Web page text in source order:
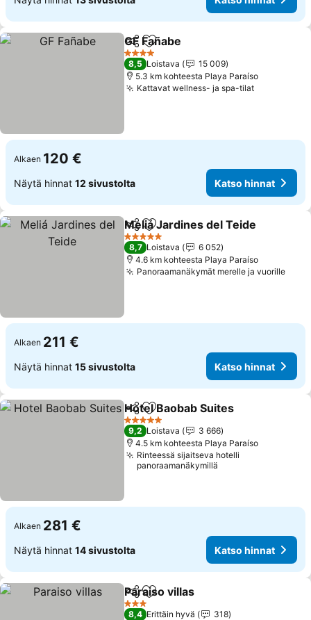
Jaa Lisää suosikkeihin
GF Fañabe
4 Tähtiluokitus
8,5 Loistava
15 009
5.3 km kohteesta Playa Paraíso
Kattavat wellness- ja spa-tilat
Alkaen 120 €
Näytä hinnat 12 sivustolta Katso hinnat
Jaa Lisää suosikkeihin
Meliá Jardines del Teide
5 Tähtiluokitus
8,7 Loistava
6 052
4.6 km kohteesta Playa Paraíso
Panoraamanäkymät merelle ja vuorille
Alkaen 211 €
Näytä hinnat 15 sivustolta Katso hinnat
Jaa Lisää suosikkeihin
Hotel Baobab Suites
5 Tähtiluokitus
9,2 Loistava
3 666
4.5 km kohteesta Playa Paraíso
Rinteessä sijaitseva hotelli
panoraamanäkymillä
Alkaen 281 €
Näytä hinnat 14 sivustolta Katso hinnat
Jaa Lisää suosikkeihin
Paraiso villas
3 Tähtiluokitus
8,4 Erittäin hyvä
318